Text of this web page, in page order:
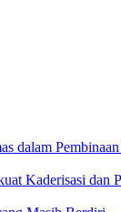
dalam
Kaderisasi dan